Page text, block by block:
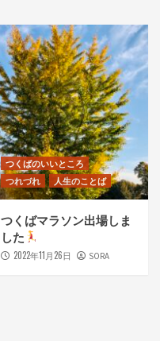
つくばのいいところ
つれづれ
人生のことば
つくばマラソン出場しま
した
2022年11月26日 SORA